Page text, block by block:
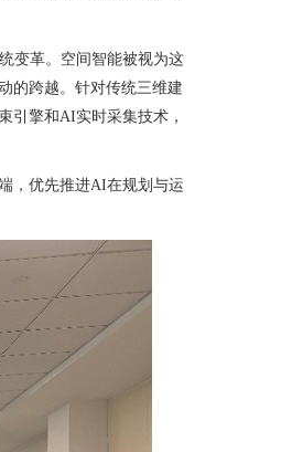
变革。空间智能被视为这
的跨越。针对传统三维建
引擎和AI实时采集技术，
，优先推进AI在规划与运